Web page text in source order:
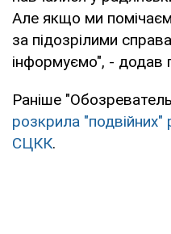
Але якщо ми
за підозрілими
інформуємо", - додав
Раніше
розкрила "подвійних"
СЦКК.